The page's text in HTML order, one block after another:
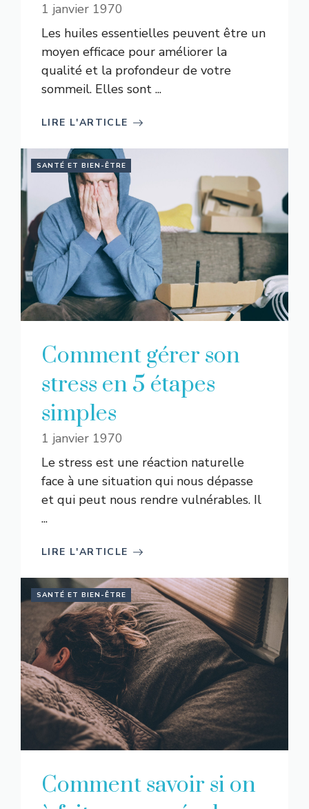
1 janvier 1970
Les huiles essentielles peuvent être un
moyen efficace pour améliorer la
qualité et la profondeur de votre
sommeil. Elles sont ...
LIRE L'ARTICLE
SANTÉ ET BIEN-ÊTRE
Comment gérer son
stress en 5 étapes
simples
1 janvier 1970
Le stress est une réaction naturelle
face à une situation qui nous dépasse
et qui peut nous rendre vulnérables. Il
...
LIRE L'ARTICLE
SANTÉ ET BIEN-ÊTRE
Comment savoir si on